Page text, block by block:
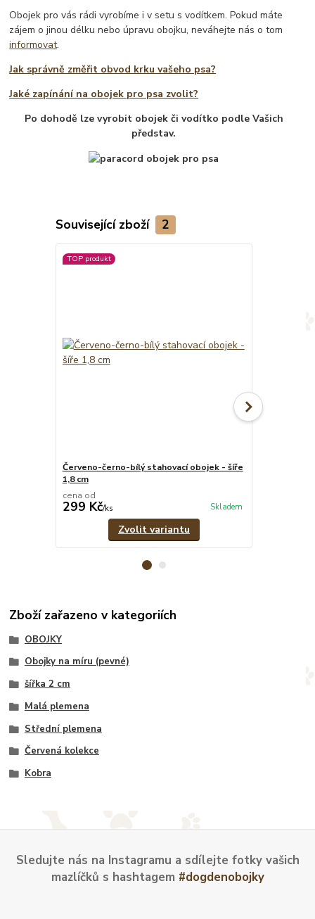
Obojek pro vás rádi vyrobíme i v setu s vodítkem. Pokud máte
zájem o jinou délku nebo úpravu obojku, neváhejte nás o tom
informovat.
Jak správně změřit obvod krku vašeho psa?
Jaké zapínání na obojek pro psa zvolit?
Po dohodě lze vyrobit obojek či vodítko podle Vašich
představ.
Související zboží 2
TOP produkt
Červeno-černo-bílý stahovací obojek - šíře
1,8 cm
cena od
299 Kč/ks Skladem
Zvolit variantu
Zboží zařazeno v kategoriích
OBOJKY
Obojky na míru (pevné)
šířka 2 cm
Malá plemena
Střední plemena
Červená kolekce
Kobra
Sledujte nás na Instagramu a sdílejte fotky vašich
mazlíčků s hashtagem #dogdenobojky